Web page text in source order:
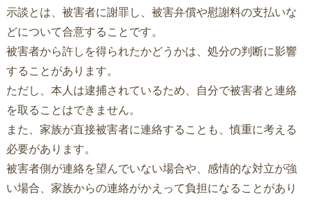
示談とは、被害者に謝罪し、被害弁償や慰謝料の支払いな
どについて合意することです。
被害者から許しを得られたかどうかは、処分の判断に影響
することがあります。
ただし、本人は逮捕されているため、自分で被害者と連絡
を取ることはできません。
また、家族が直接被害者に連絡することも、慎重に考える
必要があります。
被害者側が連絡を望んでいない場合や、感情的な対立が強
い場合、家族からの連絡がかえって負担になることがあり